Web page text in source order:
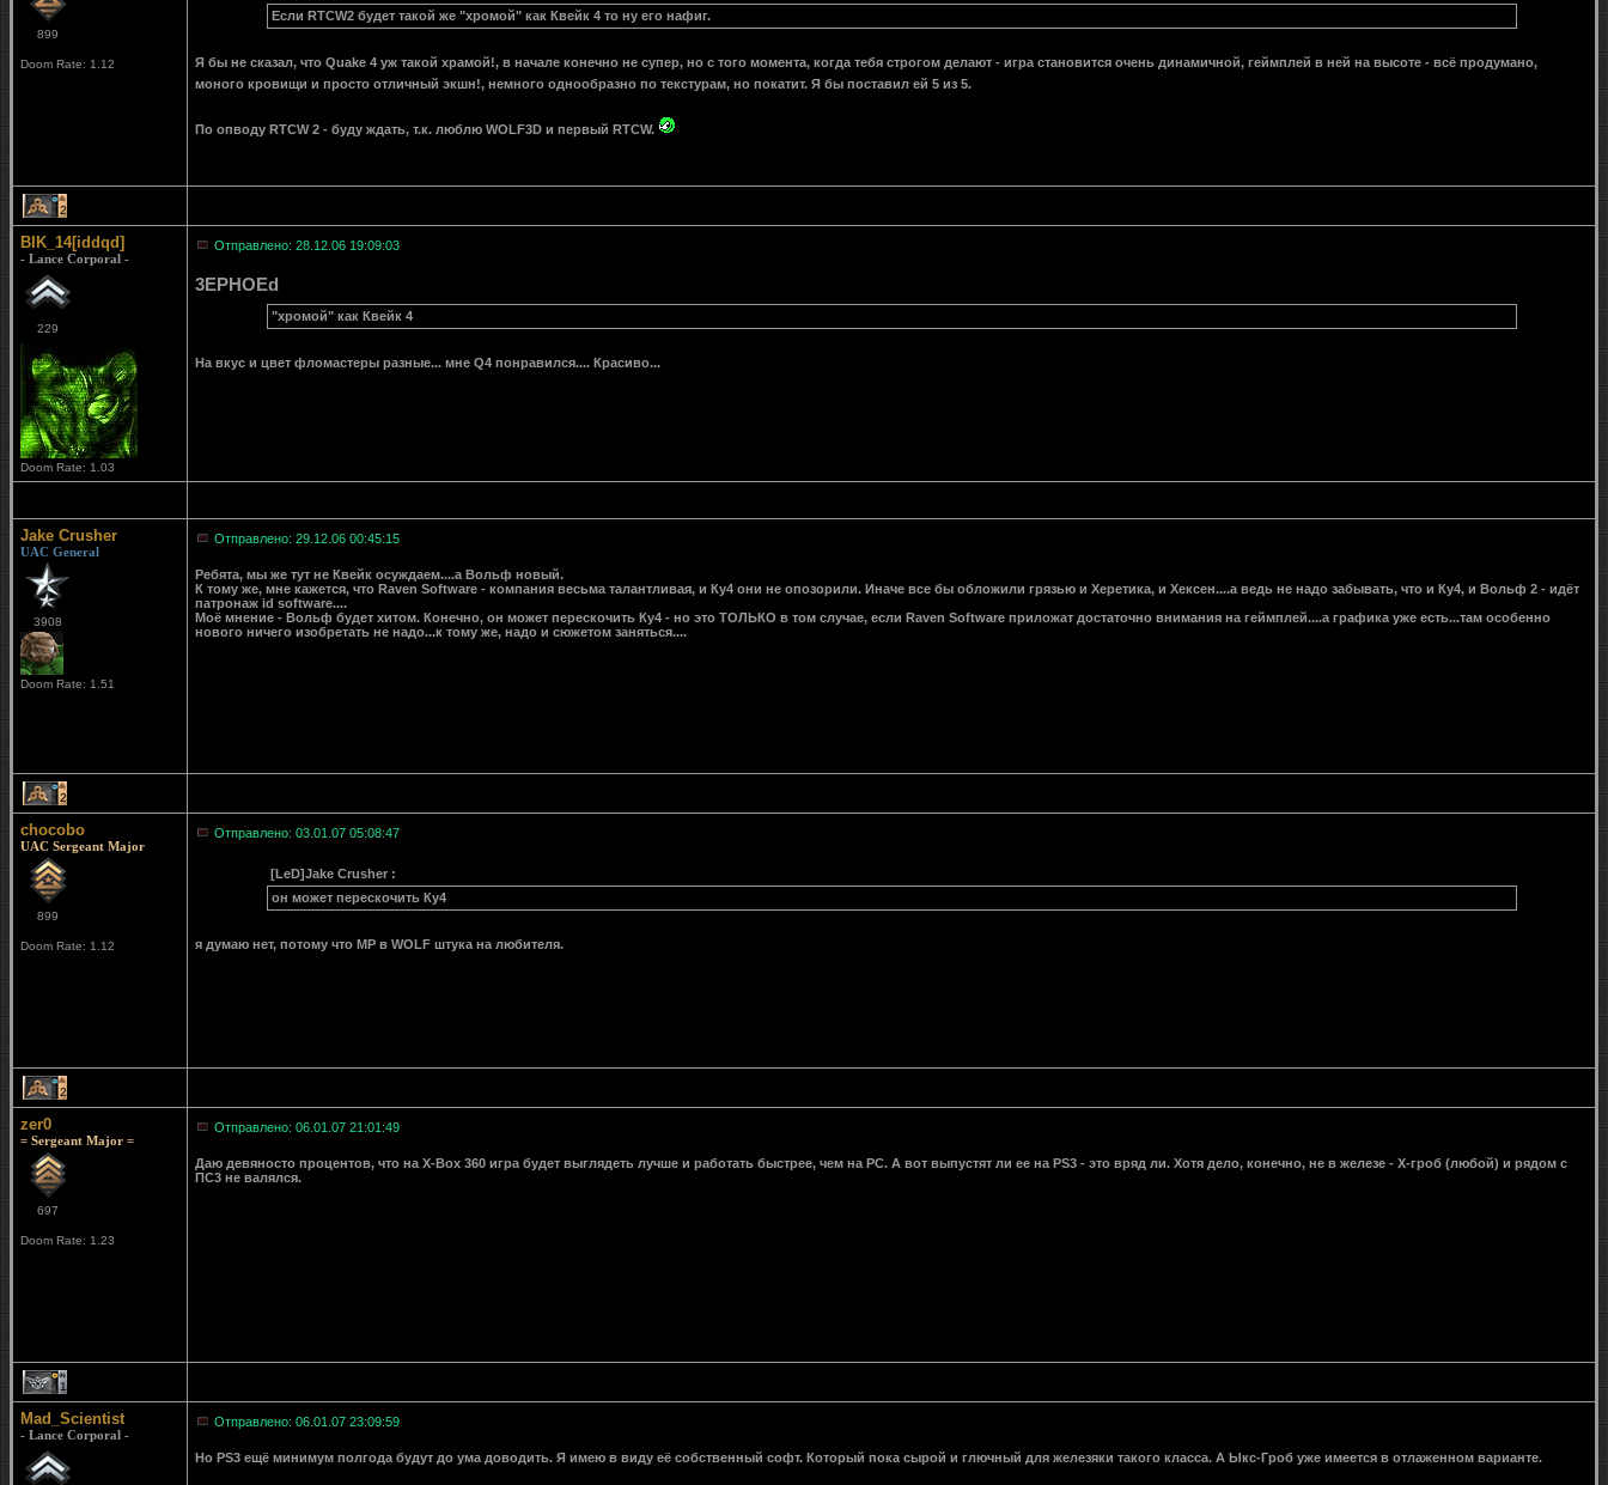
899
Doom Rate: 1.12
Если RTCW2 будет такой же "хромой" как Квейк 4 то ну его нафиг.
Я бы не сказал, что Quake 4 уж такой храмой!, в начале конечно не супер, но с того момента, когда тебя строгом делают - игра становится очень динамичной, геймплей в ней на высоте - всё продумано,
моного кровищи и просто отличный экшн!, немного однообразно по текстурам, но покатит. Я бы поставил ей 5 из 5.
По опводу RTCW 2 - буду ждать, т.к. люблю WOLF3D и первый RTCW.
2
BIK_14[iddqd]
- Lance Corporal -
229
Doom Rate: 1.03
Отправлено: 28.12.06 19:09:03
3EPHOEd
"хромой" как Квейк 4
На вкус и цвет фломастеры разные... мне Q4 понравился.... Красиво...
Jake Crusher
UAC General
3908
Doom Rate: 1.51
Отправлено: 29.12.06 00:45:15
Ребята, мы же тут не Квейк осуждаем....а Вольф новый.
К тому же, мне кажется, что Raven Software - компания весьма талантливая, и Ку4 они не опозорили. Иначе все бы обложили грязью и Херетика, и Хексен....а ведь не надо забывать, что и Ку4, и Вольф 2 - идёт
патронаж id software....
Моё мнение - Вольф будет хитом. Конечно, он может перескочить Ку4 - но это ТОЛЬКО в том случае, если Raven Software приложат достаточно внимания на геймплей....а графика уже есть...там особенно
нового ничего изобретать не надо...к тому же, надо и сюжетом заняться....
2
chocobo
UAC Sergeant Major
899
Doom Rate: 1.12
Отправлено: 03.01.07 05:08:47
[LeD]Jake Crusher :
он может перескочить Ку4
я думаю нет, потому что MP в WOLF штука на любителя.
2
zer0
= Sergeant Major =
697
Doom Rate: 1.23
Отправлено: 06.01.07 21:01:49
Даю девяносто процентов, что на X-Box 360 игра будет выглядеть лучше и работать быстрее, чем на РС. А вот выпустят ли ее на PS3 - это вряд ли. Хотя дело, конечно, не в железе - Х-гроб (любой) и рядом с
ПС3 не валялся.
1
Mad_Scientist
- Lance Corporal -
Отправлено: 06.01.07 23:09:59
Но PS3 ещё минимум полгода будут до ума доводить. Я имею в виду её собственный софт. Который пока сырой и глючный для железяки такого класса. А Ыкс-Гроб уже имеется в отлаженном варианте.